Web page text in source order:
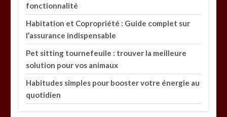
fonctionnalité
Habitation et Copropriété : Guide complet sur
l’assurance indispensable
Pet sitting tournefeuile : trouver la meilleure
solution pour vos animaux
Habitudes simples pour booster votre énergie au
quotidien